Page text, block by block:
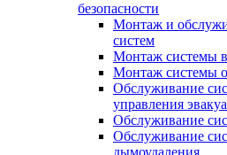
безопасности
Монтаж и
систем
Монтаж системы
Монтаж системы
Обслуживание
управления
Обслуживание
Обслуживание
дымоудаления